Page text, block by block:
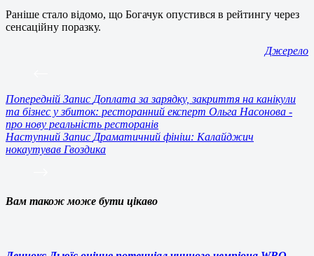
Раніше стало відомо, що Богачук опустився в рейтингу через
сенсаційну поразку.
Джерело
Попередній Запис Доплата за зарядку, закриття на канікули
та бізнес у збиток: ресторанний експерт Ольга Насонова -
про нову реальність ресторанів
Наступний Запис Драматичний фініш: Калайджич
нокаутував Гвоздика
Вам також може бути цікаво